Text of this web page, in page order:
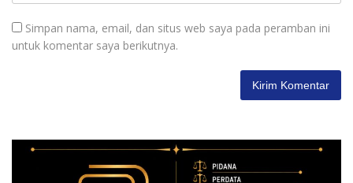
Simpan nama, email, dan situs web saya pada peramban ini
untuk komentar saya berikutnya.